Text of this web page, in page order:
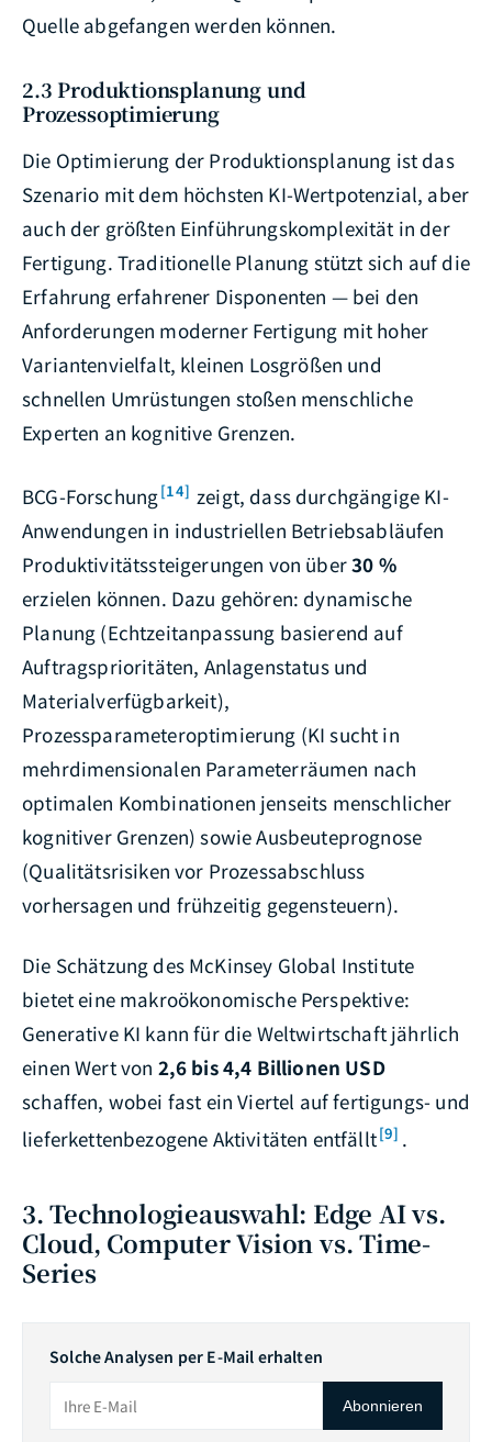
Quelle abgefangen werden können.
2.3 Produktionsplanung und
Prozessoptimierung
Die Optimierung der Produktionsplanung ist das
Szenario mit dem höchsten KI-Wertpotenzial, aber
auch der größten Einführungskomplexität in der
Fertigung. Traditionelle Planung stützt sich auf die
Erfahrung erfahrener Disponenten — bei den
Anforderungen moderner Fertigung mit hoher
Variantenvielfalt, kleinen Losgrößen und
schnellen Umrüstungen stoßen menschliche
Experten an kognitive Grenzen.
BCG-Forschung[14] zeigt, dass durchgängige KI-
Anwendungen in industriellen Betriebsabläufen
Produktivitätssteigerungen von über30 %
erzielen können. Dazu gehören: dynamische
Planung (Echtzeitanpassung basierend auf
Auftragsprioritäten, Anlagenstatus und
Materialverfügbarkeit),
Prozessparameteroptimierung (KI sucht in
mehrdimensionalen Parameterräumen nach
optimalen Kombinationen jenseits menschlicher
kognitiver Grenzen) sowie Ausbeuteprognose
(Qualitätsrisiken vor Prozessabschluss
vorhersagen und frühzeitig gegensteuern).
Die Schätzung des McKinsey Global Institute
bietet eine makroökonomische Perspektive:
Generative KI kann für die Weltwirtschaft jährlich
einen Wert von 2,6 bis 4,4 Billionen USD
schaffen, wobei fast ein Viertel auf fertigungs- und
lieferkettenbezogene Aktivitäten entfällt[9] .
3. Technologieauswahl: Edge AI vs.
Cloud, Computer Vision vs. Time-
Series
Solche Analysen per E-Mail erhalten
Abonnieren